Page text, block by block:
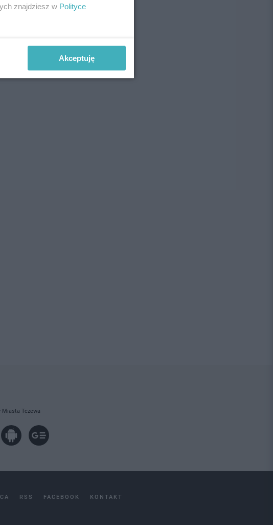
Miasta Tczewa
RSS FACEBOOK KONTAKT
znajdziesz w Polityce
Akceptuję